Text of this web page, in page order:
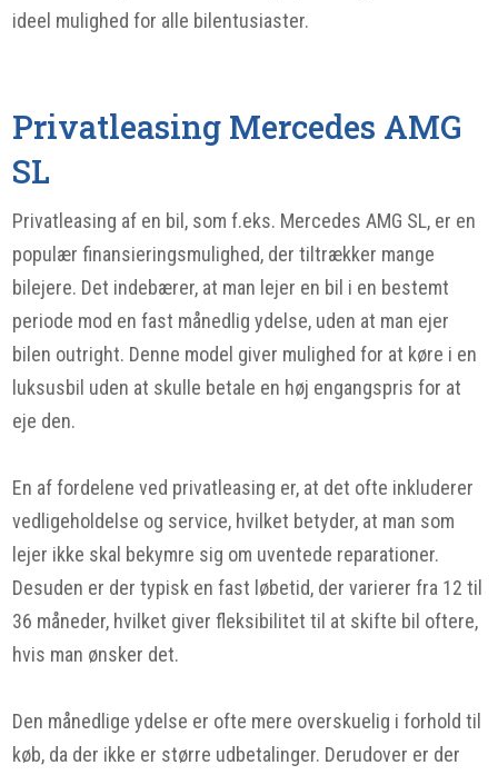
ideel mulighed for alle bilentusiaster.
Privatleasing Mercedes AMG
SL
Privatleasing af en bil, som f.eks. Mercedes AMG SL, er en
populær finansieringsmulighed, der tiltrækker mange
bilejere. Det indebærer, at man lejer en bil i en bestemt
periode mod en fast månedlig ydelse, uden at man ejer
bilen outright. Denne model giver mulighed for at køre i en
luksusbil uden at skulle betale en høj engangspris for at
eje den.
En af fordelene ved privatleasing er, at det ofte inkluderer
vedligeholdelse og service, hvilket betyder, at man som
lejer ikke skal bekymre sig om uventede reparationer.
Desuden er der typisk en fast løbetid, der varierer fra 12 til
36 måneder, hvilket giver fleksibilitet til at skifte bil oftere,
hvis man ønsker det.
Den månedlige ydelse er ofte mere overskuelig i forhold til
køb, da der ikke er større udbetalinger. Derudover er der